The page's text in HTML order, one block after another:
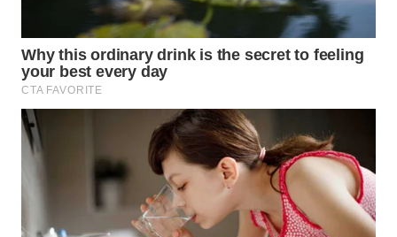
KUNINGAN
WN
MAJALENGKA
SUBANG